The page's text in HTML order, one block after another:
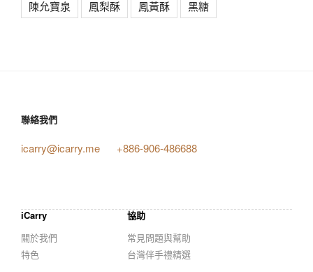
陳允寶泉
鳳梨酥 鳳黃酥 黑糖
聯絡我們
icarry@icarry.me +886-906-486688
iCarry
關於我們
特色
協助
常見問題與幫助
台灣伴手禮精選